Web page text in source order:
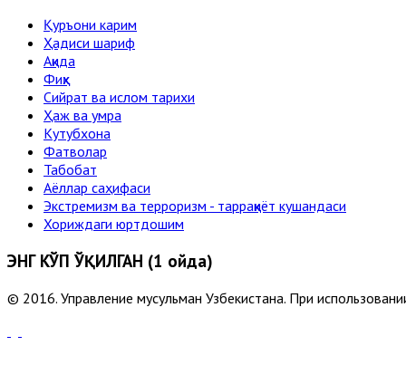
Қуръони карим
Ҳадиси шариф
Ақида
Фиқҳ
Сийрат ва ислом тарихи
Ҳаж ва умра
Кутубхона
Фатволар
Табобат
Аёллар саҳифаси
Экстремизм ва терроризм - тарраққиёт кушандаси
Хориждаги юртдошим
ЭНГ КЎП ЎҚИЛГАН (1 ойда)
© 2016. Управление мусульман Узбекистана. При